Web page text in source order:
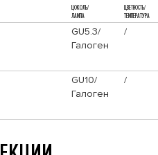
ЦОКОЛЬ/
ЛАМПА
ЦВЕТНОСТЬ/
ТЕМПЕРАТУРА
GU5.3/
Галоген
/
GU10/
Галоген
/